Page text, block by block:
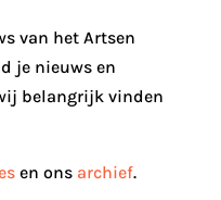
van het Artsen
je nieuws en
belangrijk vinden
en ons archief.